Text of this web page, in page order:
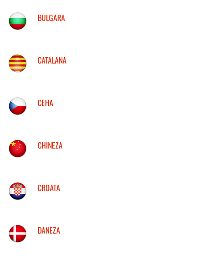
BULGARA
CATALANA
CEHA
CHINEZA
CROATA
DANEZA